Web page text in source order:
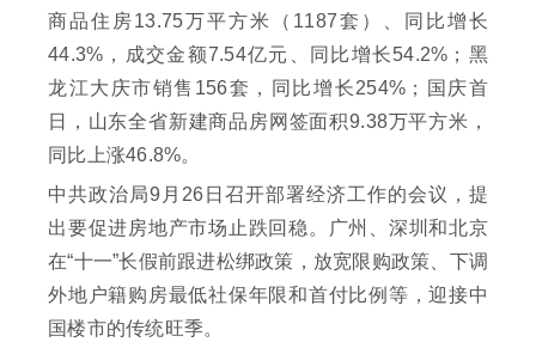
商品住房13.75万平方米（1187套）、同比增长
44.3%，成交金额7.54亿元、同比增长54.2%；黑
龙江大庆市销售156套，同比增长254%；国庆首
日，山东全省新建商品房网签面积9.38万平方米，
同比上涨46.8%。
中共政治局9月26日召开部署经济工作的会议，提
出要促进房地产市场止跌回稳。广州、深圳和北京
在“十一”长假前跟进松绑政策，放宽限购政策、下调
外地户籍购房最低社保年限和首付比例等，迎接中
国楼市的传统旺季。